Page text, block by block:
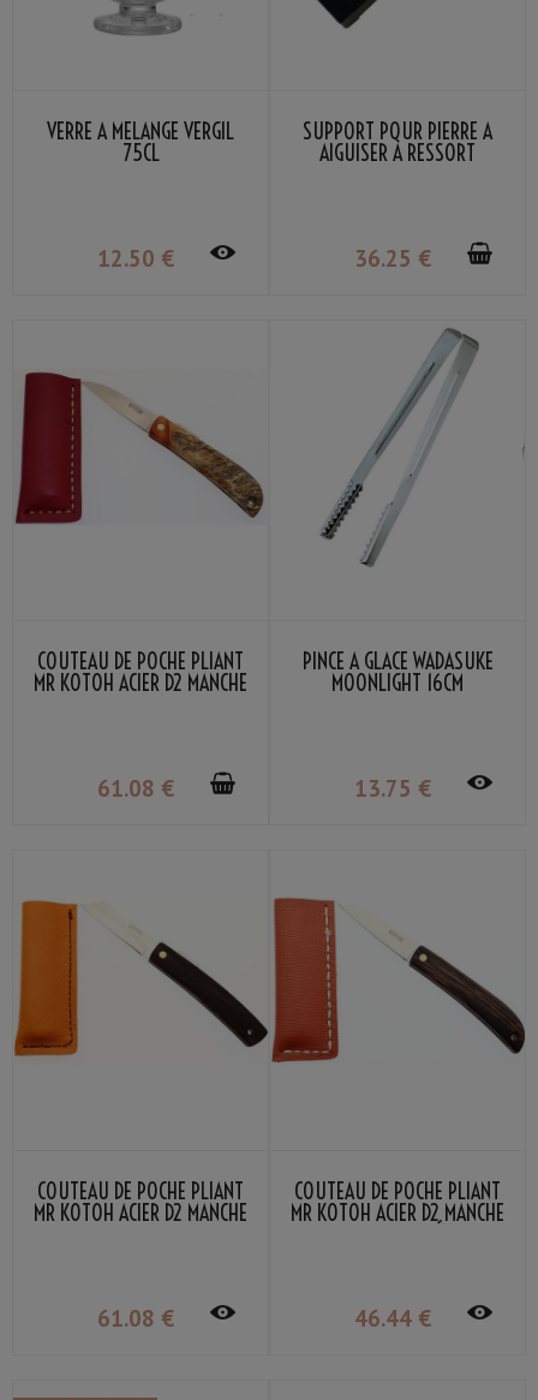
VERRE À MÉLANGE VERGIL
75CL
12.50 €
SUPPORT POUR PIERRE À
AIGUISER À RESSORT
36.25 €
COUTEAU DE POCHE PLIANT
MR KOTOH ACIER D2 MANCHE
61.08 €
PINCE À GLACE WADASUKE
MOONLIGHT 16CM
13.75 €
COUTEAU DE POCHE PLIANT
MR KOTOH ACIER D2 MANCHE
61.08 €
COUTEAU DE POCHE PLIANT
MR KOTOH ACIER D2 MANCHE
46.44 €